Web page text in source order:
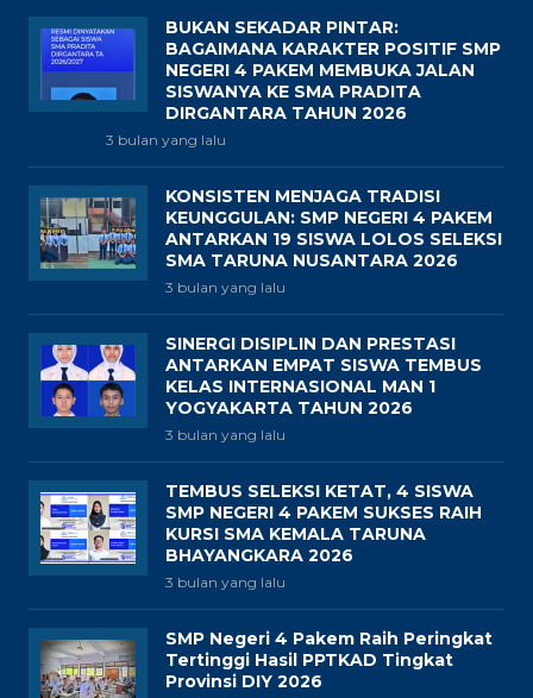
BUKAN SEKADAR PINTAR:
BAGAIMANA KARAKTER POSITIF SMP
NEGERI 4 PAKEM MEMBUKA JALAN
SISWANYA KE SMA PRADITA
DIRGANTARA TAHUN 2026
3 bulan yang lalu
KONSISTEN MENJAGA TRADISI
KEUNGGULAN: SMP NEGERI 4 PAKEM
ANTARKAN 19 SISWA LOLOS SELEKSI
SMA TARUNA NUSANTARA 2026
3 bulan yang lalu
SINERGI DISIPLIN DAN PRESTASI
ANTARKAN EMPAT SISWA TEMBUS
KELAS INTERNASIONAL MAN 1
YOGYAKARTA TAHUN 2026
3 bulan yang lalu
TEMBUS SELEKSI KETAT, 4 SISWA
SMP NEGERI 4 PAKEM SUKSES RAIH
KURSI SMA KEMALA TARUNA
BHAYANGKARA 2026
3 bulan yang lalu
SMP Negeri 4 Pakem Raih Peringkat
Tertinggi Hasil PPTKAD Tingkat
Provinsi DIY 2026